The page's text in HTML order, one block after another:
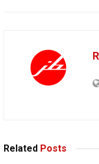
Related Posts